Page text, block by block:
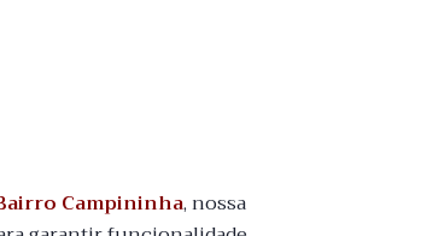
Campininha, nossa